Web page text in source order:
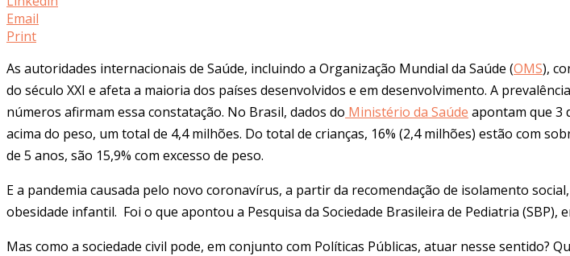
Email
Print
As autoridades internacionais de Saúde, incluindo a Organização Mundial da Saúde (OMS),
do século XXI e afeta a maioria dos países desenvolvidos e em desenvolvimento. A
números afirmam essa constatação. No Brasil, dados do Ministério da Saúde apontam que 3
acima do peso, um total de 4,4 milhões. Do total de crianças, 16% (2,4 milhões) estão com
de 5 anos, são 15,9% com excesso de peso.
E a pandemia causada pelo novo coronavírus, a partir da recomendação de isolamento
obesidade infantil. Foi o que apontou a Pesquisa da Sociedade Brasileira de Pediatria (SBP),
Mas como a sociedade civil pode, em conjunto com Políticas Públicas, atuar nesse sentido?